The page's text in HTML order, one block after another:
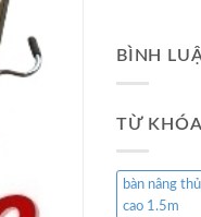
BÌNH
TỪ KHÓA
bàn nâng
cao 1.5m